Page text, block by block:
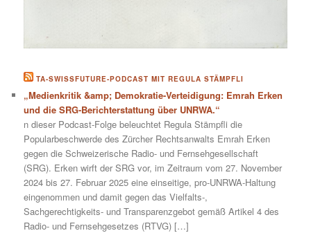
TA-SWISSFUTURE-PODCAST MIT REGULA STÄMPFLI
„Medienkritik &amp; Demokratie-Verteidigung: Emrah Erken
und die SRG-Berichterstattung über UNRWA.“
n dieser Podcast-Folge beleuchtet Regula Stämpfli die
Popularbeschwerde des Zürcher Rechtsanwalts Emrah Erken
gegen die Schweizerische Radio- und Fernsehgesellschaft
(SRG). Erken wirft der SRG vor, im Zeitraum vom 27. November
2024 bis 27. Februar 2025 eine einseitige, pro-UNRWA-Haltung
eingenommen und damit gegen das Vielfalts-,
Sachgerechtigkeits- und Transparenzgebot gemäß Artikel 4 des
Radio- und Fernsehgesetzes (RTVG) […]